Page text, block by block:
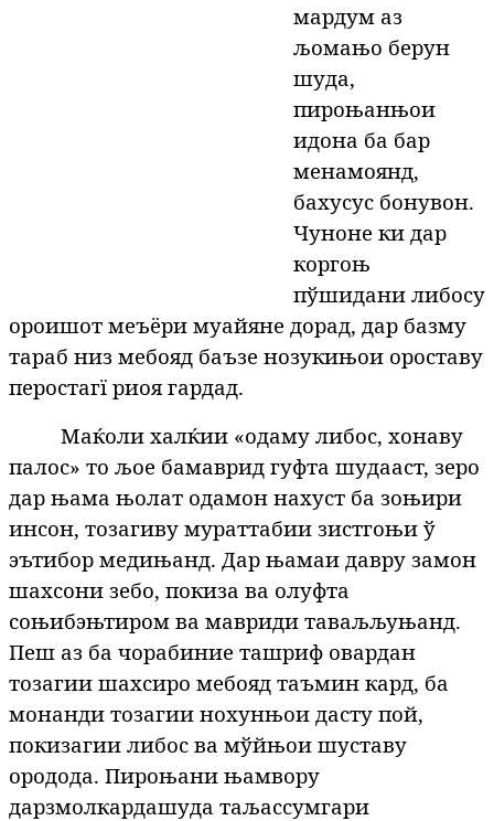
мардум аз
љомањо берун
шуда,
пироњанњои
идона ба бар
менамоянд,
бахусус бонувон.
Чуноне ки дар
коргоњ
пўшидани либосу
ороишот меъёри муайяне дорад, дар базму
тараб низ мебояд баъзе нозукињои ороставу
перостагї риоя гардад.
Маќоли халќии «одаму либос, хонаву
палос» то љое бамаврид гуфта шудааст, зеро
дар њама њолат одамон нахуст ба зоњири
инсон, тозагиву мураттабии зистгоњи ў
эътибор медињанд. Дар њамаи давру замон
шахсони зебо, покиза ва олуфта
соњибэњтиром ва мавриди таваљљуњанд.
Пеш аз ба чорабиние ташриф овардан
тозагии шахсиро мебояд таъмин кард, ба
монанди тозагии нохунњои дасту пой,
покизагии либос ва мўйњои шуставу
ородода. Пироњани њамвору
дарзмолкардашуда таљассумгари